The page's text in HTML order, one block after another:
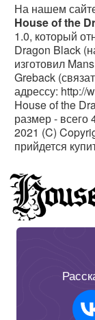
На нашем
House of the
1.0, который
Dragon Black
изготовил
Greback
адрессу: http://
House of the
размер -
2021 (C)
прийдется